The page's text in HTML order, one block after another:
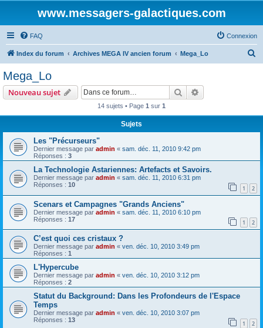
www.messagers-galactiques.com
FAQ Connexion
Index du forum Archives MEGA IV ancien forum Mega_Lo
Mega_Lo
Nouveau sujet Rechercher
14 sujets • Page 1 sur 1
Sujets
Les "Précurseurs"
Dernier message par admin « sam. déc. 11, 2010 9:42 pm
Réponses : 3
La Technologie Astariennes: Artefacts et Savoirs.
Dernier message par admin « sam. déc. 11, 2010 6:31 pm
Réponses : 10 1 2
Scenars et Campagnes "Grands Anciens"
Dernier message par admin « sam. déc. 11, 2010 6:10 pm
Réponses : 17 1 2
C’est quoi ces cristaux ?
Dernier message par admin « ven. déc. 10, 2010 3:49 pm
Réponses : 1
L'Hypercube
Dernier message par admin « ven. déc. 10, 2010 3:12 pm
Réponses : 2
Statut du Background: Dans les Profondeurs de l'Espace
Temps
Dernier message par admin « ven. déc. 10, 2010 3:07 pm
Réponses : 13 1 2